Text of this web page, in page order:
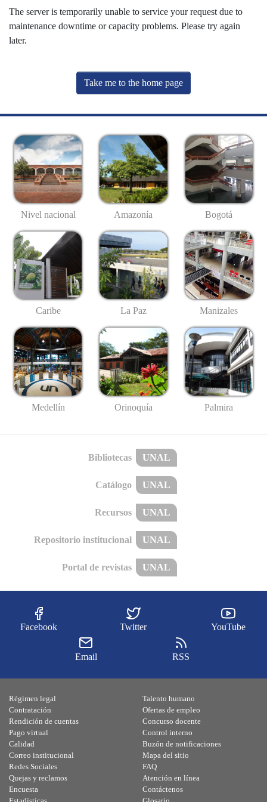
The server is temporarily unable to service your request due to
maintenance downtime or capacity problems. Please try again
later.
Take me to the home page
Nivel nacional Amazonía Bogotá
Caribe La Paz Manizales
Medellín Orinoquía Palmira
Bibliotecas UNAL
Catálogo UNAL
Recursos UNAL
Repositorio institucional UNAL
Portal de revistas UNAL
Facebook Twitter YouTube
Email RSS
Régimen legal
Contratación
Rendición de cuentas
Pago virtual
Calidad
Talento humano
Ofertas de empleo
Concurso docente
Control interno
Buzón de notificaciones
Correo institucional
Redes Sociales
Quejas y reclamos
Encuesta
Mapa del sitio
FAQ
Atención en línea
Contáctenos